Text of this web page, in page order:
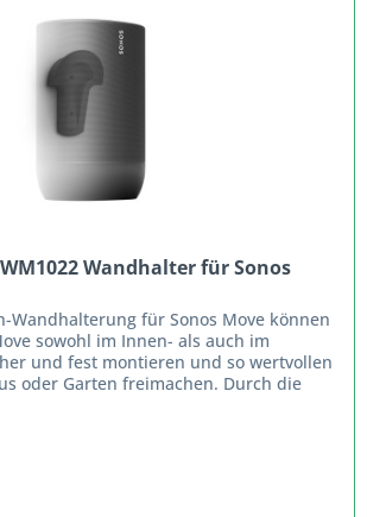
Wandhalter für Sonos
Wandhalterung für Sonos Move können
sowohl im Innen- als auch im
und fest montieren und so wertvollen
oder Garten freimachen. Durch die